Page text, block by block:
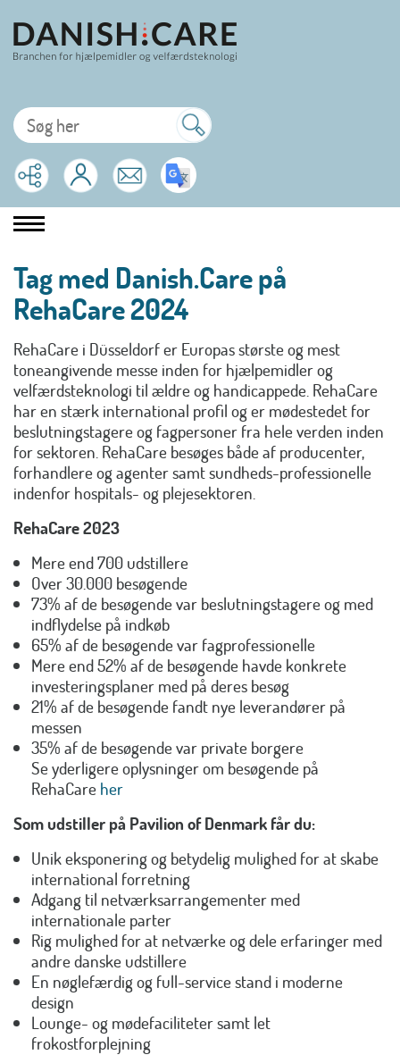
Tag med Danish.Care på
RehaCare 2024
RehaCare i Düsseldorf er Europas største og mest
toneangivende messe inden for hjælpemidler og
velfærdsteknologi til ældre og handicappede. RehaCare
har en stærk international profil og er mødestedet for
beslutningstagere og fagpersoner fra hele verden inden
for sektoren. RehaCare besøges både af producenter,
forhandlere og agenter samt sundheds-professionelle
indenfor hospitals- og plejesektoren.
RehaCare 2023
Mere end 700 udstillere
Over 30.000 besøgende
73% af de besøgende var beslutningstagere og med
indflydelse på indkøb
65% af de besøgende var fagprofessionelle
Mere end 52% af de besøgende havde konkrete
investeringsplaner med på deres besøg
21% af de besøgende fandt nye leverandører på
messen
35% af de besøgende var private borgere
Se yderligere oplysninger om besøgende på
RehaCare her
Som udstiller på Pavilion of Denmark får du:
Unik eksponering og betydelig mulighed for at skabe
international forretning
Adgang til netværksarrangementer med
internationale parter
Rig mulighed for at netværke og dele erfaringer med
andre danske udstillere
En nøglefærdig og full-service stand i moderne
design
Lounge- og mødefaciliteter samt let
frokostforplejning